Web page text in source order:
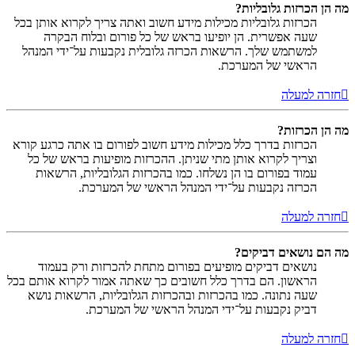
מה הן הכרזות גלובליות?
הכרזות גלובליות מכילות מידע חשוב ואתה צריך לקרוא אותן בכל
שעה אפשרית. הן יופיעו בראש של כל פורום ובלוח הבקרה
למשתמש שלך. הרשאות הכרזה גלובלית נקבעות על־ידי המנהל
הראשי של המערכת.
חזרה למעלה
מה הן הכרזות?
הכרזות בדרך כלל מכילות מידע חשוב לפורום בו אתה כרגע קורא
וצריך לקרוא אותן מתי שניתן. ההכרזות מופיעות בראש של כל
עמוד בפורום בו הן נשלחו. כמו בהכרזות הגלובליות, הרשאות
הכרזה נקבעות על־ידי המנהל הראשי של המערכת.
חזרה למעלה
מה הם נושאים דביקים?
נושאים דביקים מופיעים בפורום מתחת להכרזות ורק בעמוד
הראשון. הם בדרך כלל חשובים כך שאתה אמור לקרוא אותם בכל
שעה נתונה. כמו בהכרזות ובהכרזות הגלובליות, הרשאות נושא
דביק נקבעות על־ידי המנהל הראשי של המערכת.
חזרה למעלה